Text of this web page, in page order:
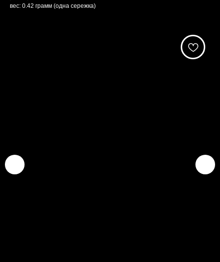
вес: 0.42 грамм (одна сережка)